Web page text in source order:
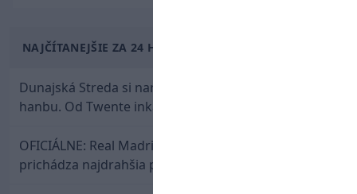
NAJČÍTANEJŠIE ZA 24 HODÍN
Dunajská Streda si narobila v Holandsku poriadnu
hanbu. Od Twente inkasovala poltucet
OFICIÁLNE: Real Madrid rozbil bank. Z Lipska
prichádza najdrahšia posila v klubovej histórii